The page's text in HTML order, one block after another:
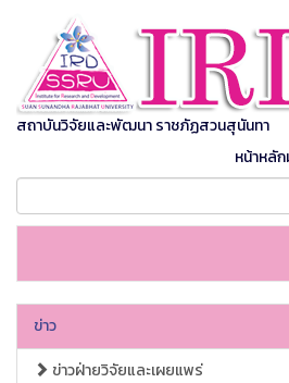
สถาบันวิจัยและพัฒนา ราชภัฏสวนสุนันทา
หน้าหลั
ข่าว
ข่าวฝ่ายวิจัยและเผยแพร่